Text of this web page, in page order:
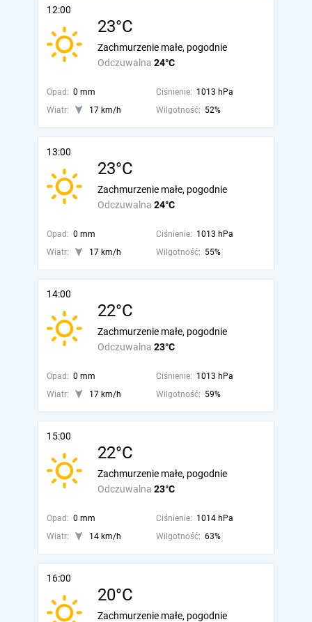
12:00
23°C
Odczuwalna 24°C
Zachmurzenie małe, pogodnie
Opad: 0 mm Ciśnienie: 1013 hPa
Wiatr:
17 km/h Wilgotność: 52%
13:00
23°C
Odczuwalna 24°C
Zachmurzenie małe, pogodnie
Opad: 0 mm Ciśnienie: 1013 hPa
Wiatr:
17 km/h Wilgotność: 55%
14:00
22°C
Odczuwalna 23°C
Zachmurzenie małe, pogodnie
Opad: 0 mm Ciśnienie: 1013 hPa
Wiatr:
17 km/h Wilgotność: 59%
15:00
22°C
Odczuwalna 23°C
Zachmurzenie małe, pogodnie
Opad: 0 mm Ciśnienie: 1014 hPa
Wiatr:
14 km/h Wilgotność: 63%
16:00
20°C
Zachmurzenie małe, pogodnie